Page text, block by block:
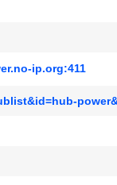
ip.org:411